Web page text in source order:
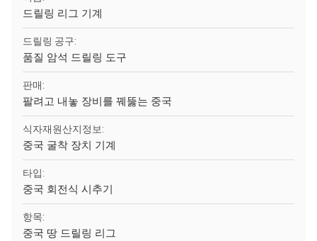
드릴링 리그 기계
드릴링 공구:
품질 암석 드릴링 도구
판매:
팔려고 내놓 장비를 꿰뚫는 중국
식자재원산지정보:
중국 굴착 장치 기계
타입:
중국 회전식 시추기
항목:
중국 땅 드릴링 리그